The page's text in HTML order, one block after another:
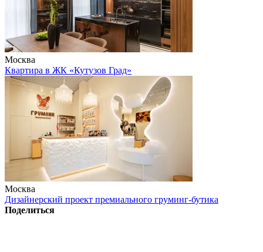
Москва
Квартира в ЖК «Кутузов Град»
Москва
Дизайнерский проект премиального груминг-бутика
Поделиться